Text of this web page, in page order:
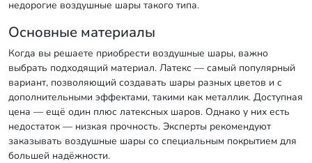
недорогие воздушные шары такого типа.
Основные материалы
Когда вы решаете приобрести воздушные шары, важно
выбрать подходящий материал. Латекс — самый популярный
вариант, позволяющий создавать шары разных цветов и с
дополнительными эффектами, такими как металлик. Доступная
цена — ещё один плюс латексных шаров. Однако у них есть
недостаток — низкая прочность. Эксперты рекомендуют
заказывать воздушные шары со специальным покрытием для
большей надёжности.